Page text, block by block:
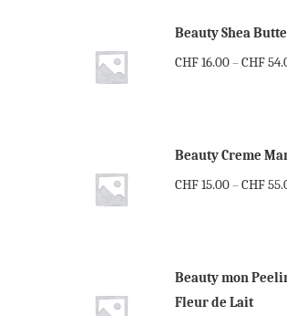
Beauty Shea
CHF16.00–CHF
Beauty Creme
CHF15.00–CHF
Beauty mon
Fleur de Lait